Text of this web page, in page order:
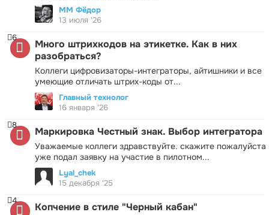
ММ Фёдор
13 июля '26
Много штрихкодов на этикетке. Как в них
разобраться?
Коллеги цифровизаторы-интеграторы, айтишники и все
умеющие отличать штрих-коды от...
6
Главный технолог
16 января '26
Маркировка Честный знак. Выбор интегратора
Уважаемые коллеги здравствуйте. скажите пожалуйста
уже подал заявку на участие в пилотном...
8
Lyal_chek
15 декабря '25
Копчение в стиле "Черный кабан"
4